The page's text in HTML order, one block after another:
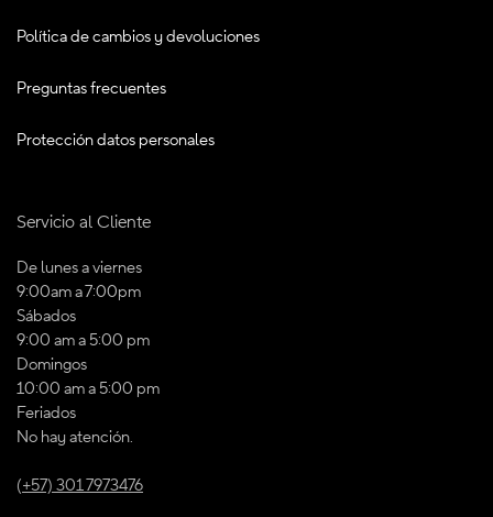
Política de cambios y devoluciones
Preguntas frecuentes
Protección datos personales
Servicio al Cliente
De lunes a viernes
9:00am a 7:00pm
Sábados
9:00 am a 5:00 pm
Domingos
10:00 am a 5:00 pm
Feriados
No hay atención.
(+57) 301 7973476